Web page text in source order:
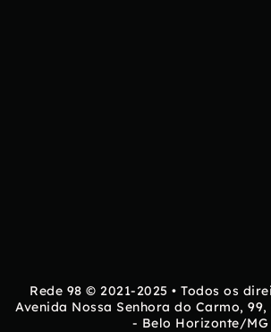
Rede 98 © 2021-2025 • Todos os
Avenida Nossa Senhora do Carmo, 99,
- Belo Horizonte/MG